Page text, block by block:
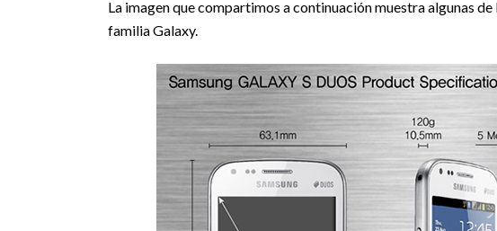
La imagen que compartimos a continuación muestra algunas
familia Galaxy.